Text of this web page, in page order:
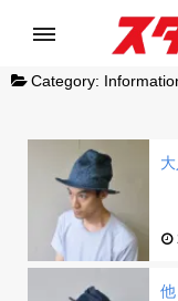
Category: